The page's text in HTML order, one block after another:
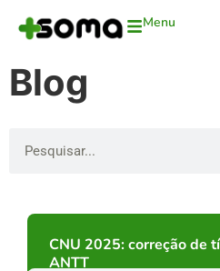
Menu
Blog
CNU 2025: correção de
ANTT